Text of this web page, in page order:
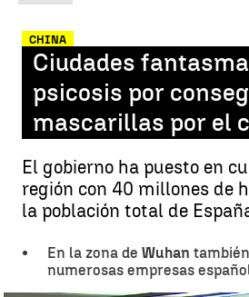
CHINA
Ciudades
psicosis por
mascarillas por el
El gobierno ha puesto en
región con 40 millones de
la población total de
En la zona de Wuhan
numerosas empresas